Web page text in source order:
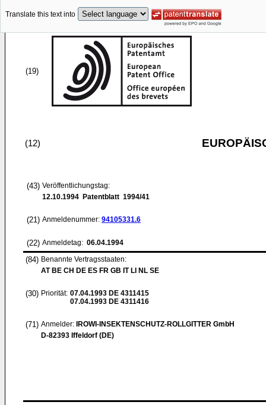
Translate this text into
(19)
(12)
(43) Veröffentlichungstag:
12.10.1994 Patentblatt 1994/41
(21) Anmeldenummer: 94105331.6
(22) Anmeldetag: 06.04.1994
(84) Benannte Vertragsstaaten:
AT BE CH DE ES FR GB IT LI NL SE
(30) Priorität: 07.04.1993 DE 4311415
07.04.1993 DE 4311416
(71) Anmelder: IROWI-INSEKTENSCHUTZ-ROLLGITTER GmbH
D-82393 Iffeldorf (DE)